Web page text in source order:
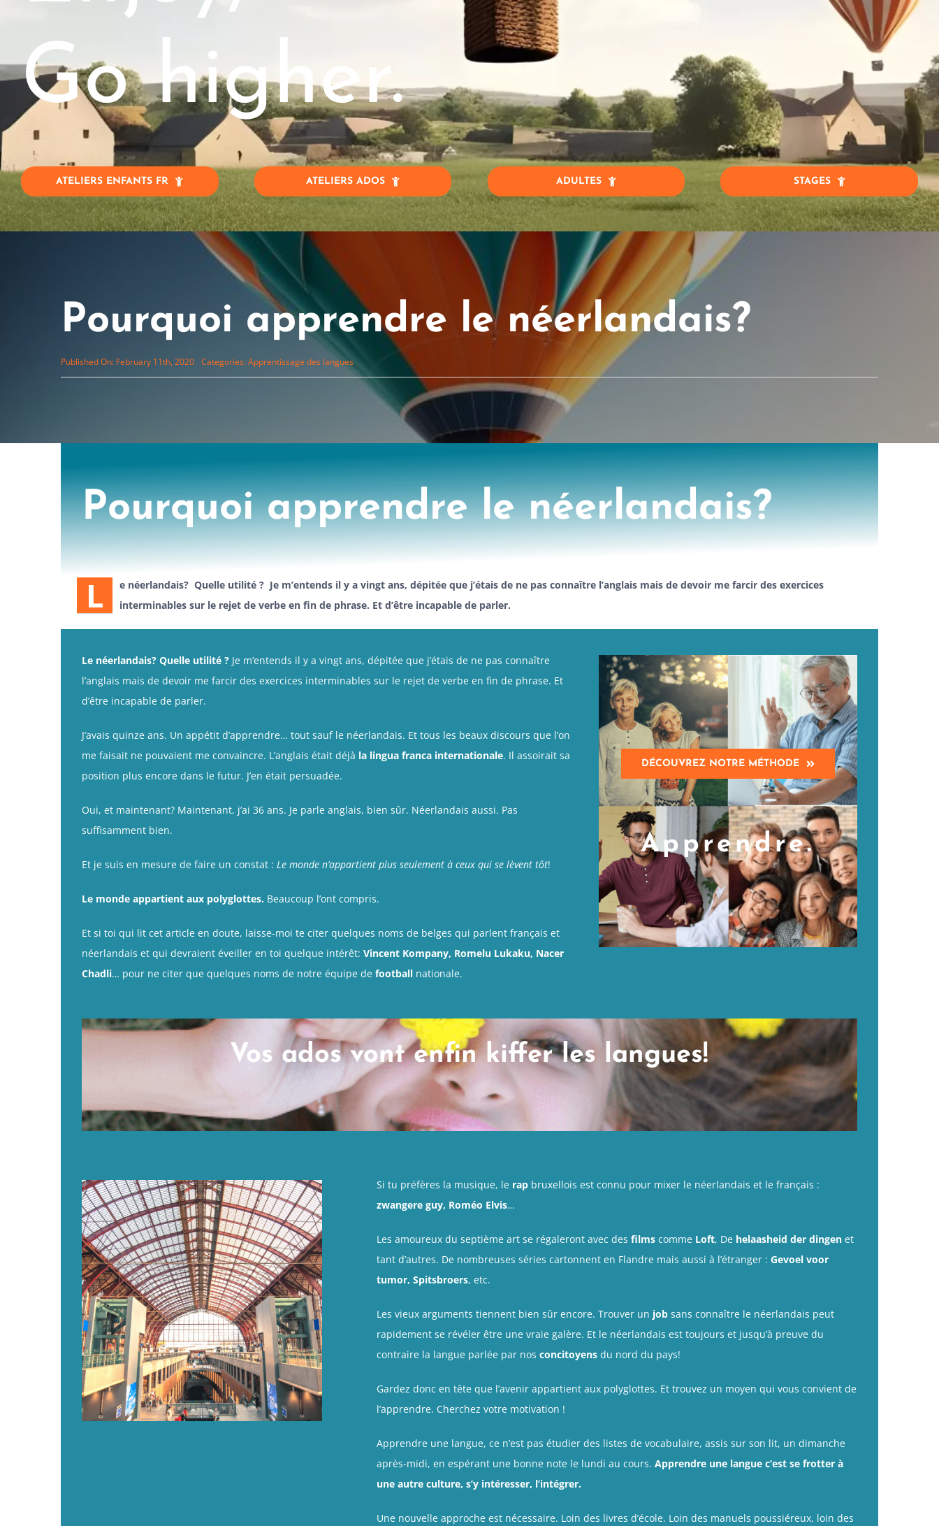
Go higher.
ATELIERS ENFANTS FR ATELIERS ADOS ADULTES STAGES
Pourquoi apprendre le néerlandais?
Published On: February 11th, 2020 Categories:Apprentissage des langues
Pourquoi apprendre le néerlandais?
L
e néerlandais? Quelle utilité ? Je m’entends il y a vingt ans, dépitée que j’étais de ne pas connaître l’anglais mais de devoir me farcir des exercices
interminables sur le rejet de verbe en fin de phrase. Et d’être incapable de parler.
Le néerlandais? Quelle utilité ?Je m’entends il y a vingt ans, dépitée que j’étais de ne pas connaître
l’anglais mais de devoir me farcir des exercices interminables sur le rejet de verbe en fin de phrase. Et
d’être incapable de parler.
J’avais quinze ans. Un appétit d’apprendre… tout sauf le néerlandais. Et tous les beaux discours que l’on
me faisait ne pouvaient me convaincre. L’anglais était déjà la lingua franca internationale. Il assoirait sa
position plus encore dans le futur. J’en était persuadée.
Oui, et maintenant? Maintenant, j’ai 36 ans. Je parle anglais, bien sûr. Néerlandais aussi. Pas
suffisamment bien.
Et je suis en mesure de faire un constat : Le monde n’appartient plus seulement à ceux qui se lèvent tôt!
Le monde appartient aux polyglottes.Beaucoup l’ont compris.
Et si toi qui lit cet article en doute, laisse-moi te citer quelques noms de belges qui parlent français et
néerlandais et qui devraient éveiller en toi quelque intérêt: Vincent Kompany, Romelu Lukaku, Nacer
Chadli… pour ne citer que quelques noms de notre équipe de footballnationale.
DÉCOUVREZ NOTRE MÉTHODE
Vos ados vont enfin kiffer les langues!
Si tu préfères la musique, le rapbruxellois est connu pour mixer le néerlandais et le français :
zwangere guy, Roméo Elvis…
Les amoureux du septième art se régaleront avec des filmscomme Loft, De helaasheid der dingenet
tant d’autres. De nombreuses séries cartonnent en Flandre mais aussi à l’étranger : Gevoel voor
tumor, Spitsbroers, etc.
Les vieux arguments tiennent bien sûr encore. Trouver un jobsans connaître le néerlandais peut
rapidement se révéler être une vraie galère. Et le néerlandais est toujours et jusqu’à preuve du
contraire la langue parlée par nos concitoyensdu nord du pays!
Gardez donc en tête que l’avenir appartient aux polyglottes. Et trouvez un moyen qui vous convient de
l’apprendre. Cherchez votre motivation !
Apprendre une langue, ce n’est pas étudier des listes de vocabulaire, assis sur son lit, un dimanche
après-midi, en espérant une bonne note le lundi au cours. Apprendre une langue c’est se frotter à
une autre culture, s’y intéresser, l’intégrer.
Une nouvelle approche est nécessaire. Loin des livres d’école. Loin des manuels poussiéreux, loin des